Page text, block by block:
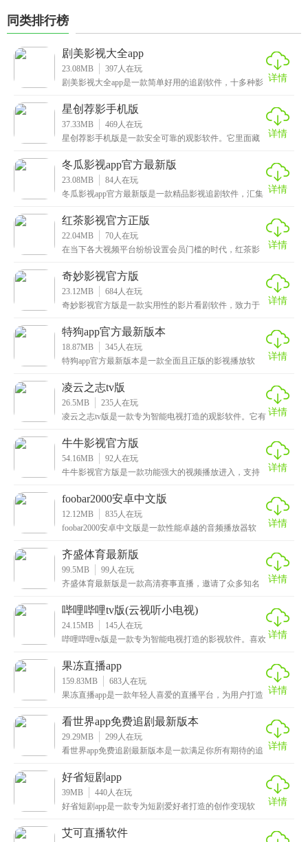
同类排行榜
剧美影视大全app
23.08MB 397 人在玩
剧美影视大全app是一款简单好用的追剧软件，十多种影 详情
星创荐影手机版
37.33MB 469 人在玩
星创荐影手机版是一款安全可靠的观影软件。它里面藏
那些
详情
冬瓜影视app官方最新版
23.08MB 84 人在玩
冬瓜影视app官方最新版是一款精品影视追剧软件，汇集 详情
红茶影视官方正版
22.04MB 70 人在玩
在当下各大视频平台纷纷设置会员门槛的时代，红茶影
音。它
详情
奇妙影视官方版
23.12MB 684 人在玩
奇妙影视官方版是一款实用性的影片看剧软件，致力于
里汇
详情
特狗app官方最新版本
18.87MB 345 人在玩
特狗app官方最新版本是一款全面且正版的影视播放软
详情
凌云之志tv版
26.5MB 235 人在玩
凌云之志tv版是一款专为智能电视打造的观影软件。它有 详情
牛牛影视官方版
54.16MB 92 人在玩
牛牛影视官方版是一款功能强大的视频播放进入，支持
多种
详情
foobar2000安卓中文版
12.12MB 835 人在玩
foobar2000安卓中文版是一款性能卓越的音频播放器软
详情
齐盛体育最新版
99.5MB 99 人在玩
齐盛体育最新版是一款高清赛事直播，邀请了众多知名
业、
详情
哔哩哔哩tv版(云视听小电视)
24.15MB 145 人在玩
哔哩哔哩tv版是一款专为智能电视打造的影视软件。喜欢 详情
果冻直播app
159.83MB 683 人在玩
果冻直播app是一款年轻人喜爱的直播平台，为用户打造 详情
看世界app免费追剧最新版本
29.29MB 299 人在玩
看世界app免费追剧最新版本是一款满足你所有期待的追 详情
好省短剧app
39MB 440 人在玩
好省短剧app是一款专为短剧爱好者打造的创作变现软
剧
详情
艾可直播软件